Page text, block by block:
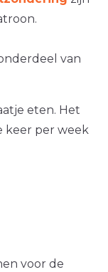
van
eten. Het
keer per week
voor de